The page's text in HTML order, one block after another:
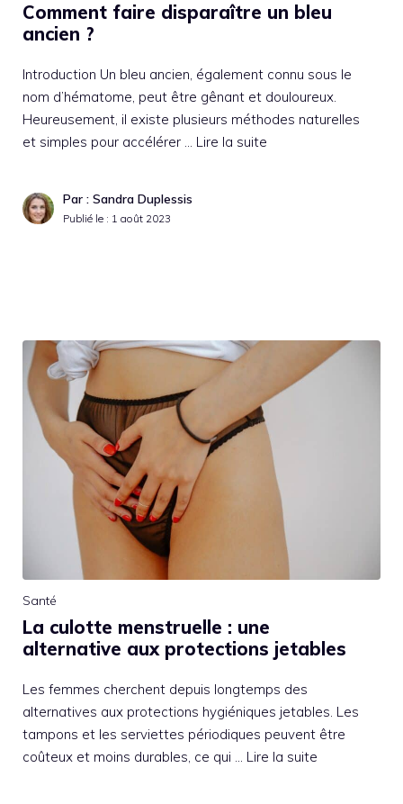
Comment faire disparaître un bleu
ancien ?
Introduction Un bleu ancien, également connu sous le
nom d’hématome, peut être gênant et douloureux.
Heureusement, il existe plusieurs méthodes naturelles
et simples pour accélérer … Lire la suite
Par : Sandra Duplessis
Publié le : 1 août 2023
Santé
La culotte menstruelle : une
alternative aux protections jetables
Les femmes cherchent depuis longtemps des
alternatives aux protections hygiéniques jetables. Les
tampons et les serviettes périodiques peuvent être
coûteux et moins durables, ce qui … Lire la suite